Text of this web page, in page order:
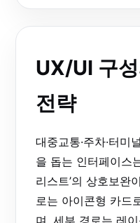
UX/UI 구
전략
대중교통·주차·터미
을 돕는 인터페이스
리스트’의 상호보완
로는 아이콘형 카드